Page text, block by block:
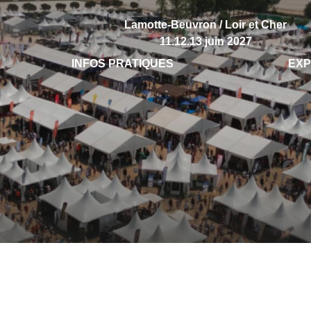
Lamotte-Beuvron / Loir et Cher
11.12.13 juin 2027
INFOS PRATIQUES